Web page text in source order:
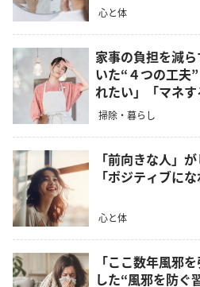
心と体
家事の負担を減
いた“４つの工夫
れたい」「マネす
掃除・暮らし
「前向きな人」
「ポジティブにな
心と体
「ここ数年風邪
した“風邪を防ぐ